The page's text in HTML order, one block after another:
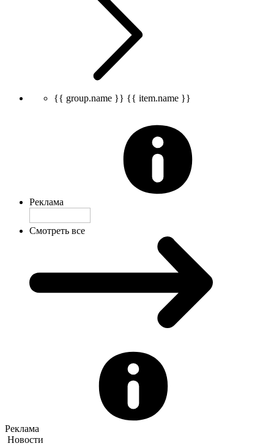
{{ group.name }} {{ item.name }}
Реклама
Смотреть все
Реклама
Новости